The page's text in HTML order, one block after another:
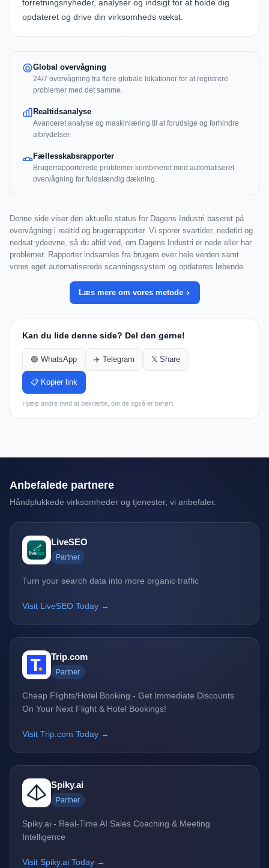
forretningsnyheder, analyser og indsigt for at holde dig
opdateret og drive din virksomheds vækst.
Global overvågning
24/7 overvågning fra flere globale lokationer for at registrere
problemer med det samme.
Realtidsanalyse
Avanceret analyse og maskinlæring til at forudsige og forhindre
afbrydelser.
Fællesskabsrapporter
Brugerrapporterede problemer kombineret med automatiseret
overvågning for fuldstændig dækning.
Denne side viser den aktuelle status for Dagens Industri baseret på
overvågning i realtid og brugerrapporter. Vi sporer svartider, nedetid og
nedsat ydeevne, så du altid ved, om Dagens Industri er nede eller har
problemer. Rapporter indsamles fra brugere over hele verden samt
vores eget automatiserede scanningssystem og opdateres løbende.
Læs mere om vores metode
Kan du lide denne side? Del den gerne!
🟢 WhatsApp ✈️ Telegram 𝕏 Share
📋 Kopier link
Hjælp andre med at bekræfte, om de også er berørt.
Anbefalede partnere
Håndplukkede virksomheder og tjenester, vi anbefaler.
LiveSEO
Partner
Turn your search data into more organic traffic
Visit LiveSEO Today →
Trip.com
Partner
Cheap Flights/Hotel Booking - Get Immediate Discounts
On Your Next Flight & Hotel Bookings!
Visit Trip.com Today →
Spiky.ai
Partner
Spiky.ai - Real-Time AI Sales Coaching & Meeting
Intelligence
Visit Spiky.ai Today →